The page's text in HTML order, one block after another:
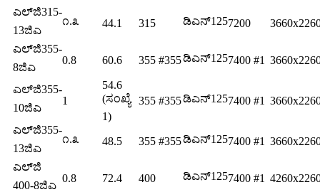
ಎಲ್‌ಜಿ315-
13ಜಿಎ
೧.೩ 44.1 315 ಡಿಎನ್1257200
ಎಲ್‌ಜಿ355-
8ಜಿಎ
0.8 60.6 355 #355ಡಿಎನ್1257400 #1
ಎಲ್‌ಜಿ355-
10ಜಿಎ
1
54.6
(ಸಂಖ್ಯೆ
1)
355 #355ಡಿಎನ್1257400 #1
ಎಲ್‌ಜಿ355-
13ಜಿಎ
೧.೩ 48.5 355 #355ಡಿಎನ್1257400 #1
ಎಲ್‌ಜಿ
400-8ಜಿಎ
0.8 72.4 400 ಡಿಎನ್1257400 #1